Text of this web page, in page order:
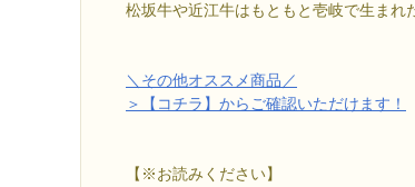
松坂牛や近江牛はもともと壱岐で生まれ
＼その他オススメ商品／
＞【コチラ】からご確認いただけます！
【※お読みください】